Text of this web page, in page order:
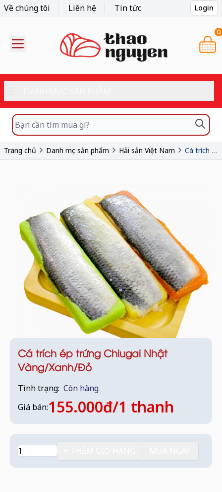
Về chúng tôi Liên hệ Tin tức Login
0
Trang chủ Danh mục sản phẩm Hải sản Việt Nam Cá trích ép trứng Chiugai Nhật Vàng/Xanh/Đỏ
Cá trích ép trứng Chiugai Nhật
Vàng/Xanh/Đỏ
Tình trạng: Còn hàng
Giá bán:155.000đ/1 thanh